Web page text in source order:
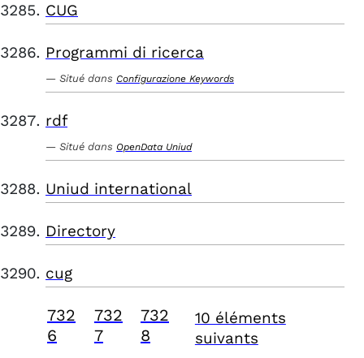
CUG
Programmi di ricerca
Situé dans Configurazione Keywords
rdf
Situé dans OpenData Uniud
Uniud international
Directory
cug
732
6
732
7
732
8
10 éléments
suivants